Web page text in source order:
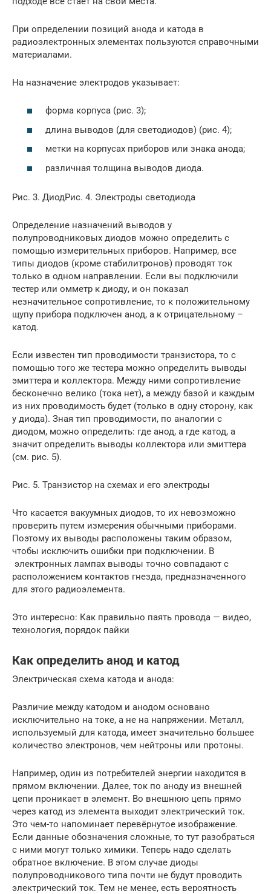
При определении позиций анода и катода в
радиоэлектронных элементах пользуются справочными
материалами.
На назначение электродов указывает:
форма корпуса (рис. 3);
длина выводов (для светодиодов) (рис. 4);
метки на корпусах приборов или знака анода;
различная толщина выводов диода.
Рис. 3. ДиодРис. 4. Электроды светодиода
Определение назначений выводов у
полупроводниковых диодов можно определить с
помощью измерительных приборов. Например, все
типы диодов (кроме стабилитронов) проводят ток
только в одном направлении. Если вы подключили
тестер или омметр к диоду, и он показал
незначительное сопротивление, то к положительному
щупу прибора подключен анод, а к отрицательному –
катод.
Если известен тип проводимости транзистора, то с
помощью того же тестера можно определить выводы
эмиттера и коллектора. Между ними сопротивление
бесконечно велико (тока нет), а между базой и каждым
из них проводимость будет (только в одну сторону, как
у диода). Зная тип проводимости, по аналогии с
диодом, можно определить: где анод, а где катод, а
значит определить выводы коллектора или эмиттера
(см. рис. 5).
Рис. 5. Транзистор на схемах и его электроды
Что касается вакуумных диодов, то их невозможно
проверить путем измерения обычными приборами.
Поэтому их выводы расположены таким образом,
чтобы исключить ошибки при подключении. В
электронных лампах выводы точно совпадают с
расположением контактов гнезда, предназначенного
для этого радиоэлемента.
Это интересно: Как правильно паять провода — видео,
технология, порядок пайки
Как определить анод и катод
Электрическая схема катода и анода:
Различие между катодом и анодом основано
исключительно на токе, а не на напряжении. Металл,
используемый для катода, имеет значительно большее
количество электронов, чем нейтроны или протоны.
Например, один из потребителей энергии находится в
прямом включении. Далее, ток по аноду из внешней
цепи проникает в элемент. Во внешнюю цепь прямо
через катод из элемента выходит электрический ток.
Это чем-то напоминает перевёрнутое изображение.
Если данные обозначения сложные, то тут разобраться
с ними могут только химики. Теперь надо сделать
обратное включение. В этом случае диоды
полупроводникового типа почти не будут проводить
электрический ток. Тем не менее, есть вероятность